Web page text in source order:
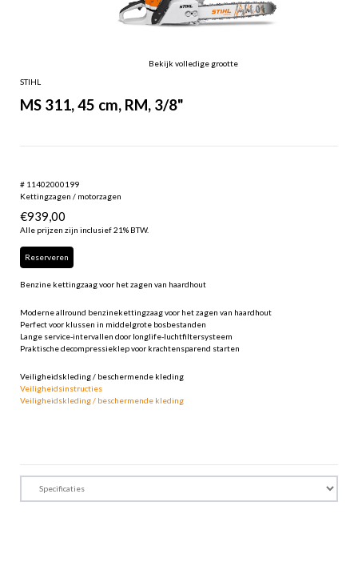
Bekijk volledige grootte
STIHL
MS 311, 45 cm, RM, 3/8"
# 11402000199
Kettingzagen / motorzagen
€939,00
Alle prijzen zijn inclusief 21% BTW.
Reserveren
Benzine kettingzaag voor het zagen van haardhout
Moderne allround benzinekettingzaag voor het zagen van haardhout
Perfect voor klussen in middelgrote bosbestanden
Lange service-intervallen door longlife-luchtfiltersysteem
Praktische decompressieklep voor krachtensparend starten
Veiligheidskleding / beschermende kleding
Veiligheidsinstructies
Veiligheidskleding / beschermende kleding